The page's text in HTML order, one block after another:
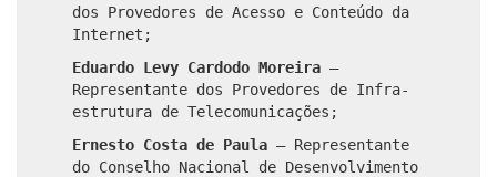
dos Provedores de Acesso e Conteúdo da
Internet;
Eduardo Levy Cardodo Moreira –
Representante dos Provedores de Infra-
estrutura de Telecomunicações;
Ernesto Costa de Paula – Representante
do Conselho Nacional de Desenvolvimento